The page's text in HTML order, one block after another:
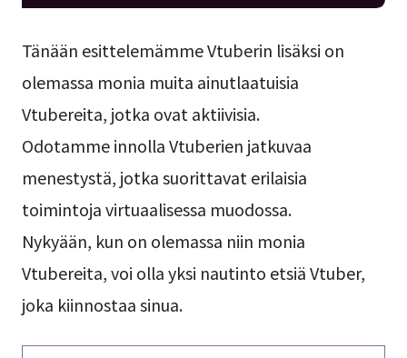
Tänään esittelemämme Vtuberin lisäksi on
olemassa monia muita ainutlaatuisia
Vtubereita, jotka ovat aktiivisia.
Odotamme innolla Vtuberien jatkuvaa
menestystä, jotka suorittavat erilaisia
toimintoja virtuaalisessa muodossa.
Nykyään, kun on olemassa niin monia
Vtubereita, voi olla yksi nautinto etsiä Vtuber,
joka kiinnostaa sinua.